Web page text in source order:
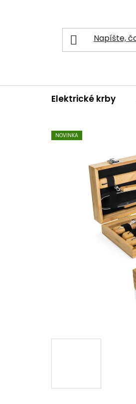
Elektrické krby
NOVINKA